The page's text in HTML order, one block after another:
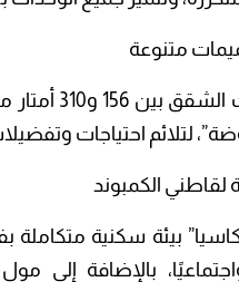
متنوعة
تتراوح
لتلائم احتياجات
لقاطني الكمبوند
بيئة سكنية
بالإضافة إلى